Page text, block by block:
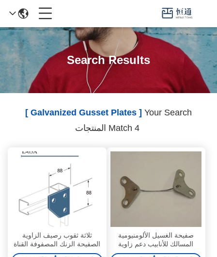
Search Results
Your Search
[ Galvanized Gusset Plates ]
صفيحة الغسيل الألومنيومية
المسالك للأنابيب دعم زاوية
الحديد
ثلاثة ثقوب رصيف الزاوية
الصفيحة الزنك المصفوفة القناة
الإضافية الإضافية